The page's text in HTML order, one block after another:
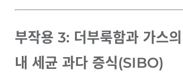
부작용 3: 더부룩함과 가스
내 세균 과다 증식(SIBO)